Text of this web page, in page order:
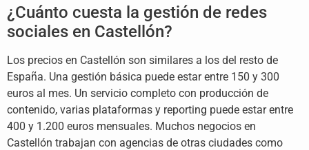
¿Cuánto cuesta la gestión de redes
sociales en Castellón?
Los precios en Castellón son similares a los del resto de
España. Una gestión básica puede estar entre 150 y 300
euros al mes. Un servicio completo con producción de
contenido, varias plataformas y reporting puede estar entre
400 y 1.200 euros mensuales. Muchos negocios en
Castellón trabajan con agencias de otras ciudades como